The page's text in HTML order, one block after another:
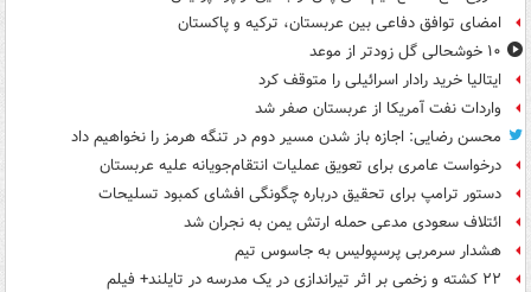
امضای توافق دفاعی بین عربستان، ترکیه و پاکستان
۱۰ خوشحالی گل زودتر از موعد
ایتالیا خرید رادار اسرائیلی را متوقف کرد
واردات نفت آمریکا از عربستان صفر شد
محسن رضایی: اجازه باز شدن مسیر دوم در تنگه هرمز را نخواهیم داد
درخواست عامری برای تعویق عملیات انتقام‌جویانه علیه عربستان
دستور ترامپ برای تحقیق درباره چگونگی افشای کمبود تسلیحات
ائتلاف سعودی مدعی حمله ارتش یمن به نجران شد
هشدار سرمربی پرسپولیس به جاسوس تیم
۲۲ کشته و زخمی بر اثر تیراندازی در یک مدرسه در تایلند+ فیلم